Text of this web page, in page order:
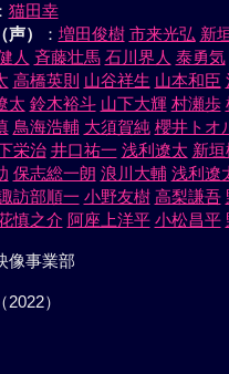
猫田幸
）
： 増田俊樹 市来光弘 新
人 斉藤壮馬 石川界人 泰勇気
高橋英則 山谷祥生 山本和臣
太 鈴木裕斗 山下大輝 村瀬歩
鳥海浩輔 大須賀純 櫻井トオ
栄治 井口祐一 浅利遼太 新
保志総一朗 浪川大輔 浅利遼
訪部順一 小野友樹 高梨謙吾
慎之介 阿座上洋平 小松昌平
像事業部
2022）